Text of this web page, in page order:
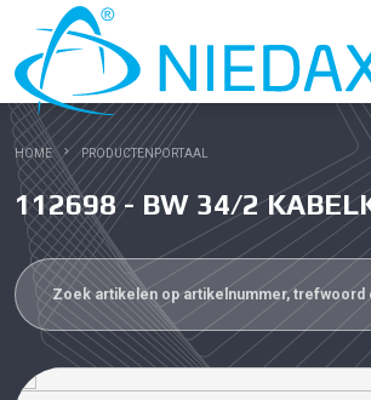
HOME PRODUCTENPORTAAL
112698 - BW 34/2